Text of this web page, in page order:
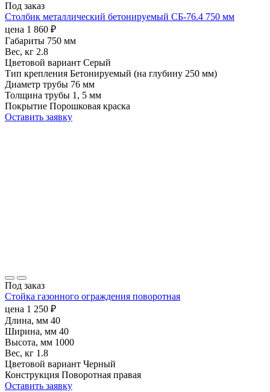
Под заказ
Столбик металлический бетонируемый СБ-76.4 750 мм
цена 1 860 ₽
Габариты 750 мм
Вес, кг 2.8
Цветовой вариант Серый
Тип крепления Бетонируемый (на глубину 250 мм)
Диаметр трубы 76 мм
Толщина трубы 1, 5 мм
Покрытие Порошковая краска
Оставить заявку
Под заказ
Стойка газонного ограждения поворотная
цена 1 250 ₽
Длина, мм 40
Ширина, мм 40
Высота, мм 1000
Вес, кг 1.8
Цветовой вариант Черный
Конструкция Поворотная правая
Оставить заявку